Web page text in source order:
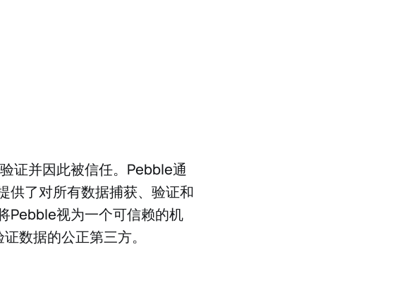
证并因此被信任。Pebble通
供了对所有数据捕获、验证和
Pebble视为一个可信赖的机
数据的公正第三方。